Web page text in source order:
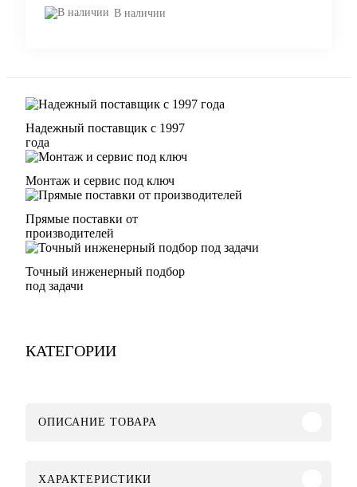
В наличии
Надежный поставщик с 1997
года
Монтаж и сервис под ключ
Прямые поставки от
производителей
Точный инженерный подбор
под задачи
КАТЕГОРИИ
ОПИСАНИЕ ТОВАРА
ХАРАКТЕРИСТИКИ